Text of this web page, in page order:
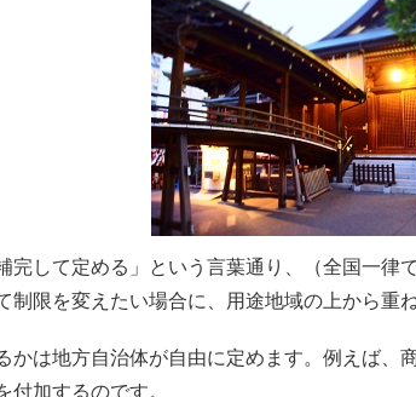
完して定める」という言葉通り、（全国一律
制限を変えたい場合に、用途地域の上から重
かは地方自治体が自由に定めます。例えば、
付加するのです。